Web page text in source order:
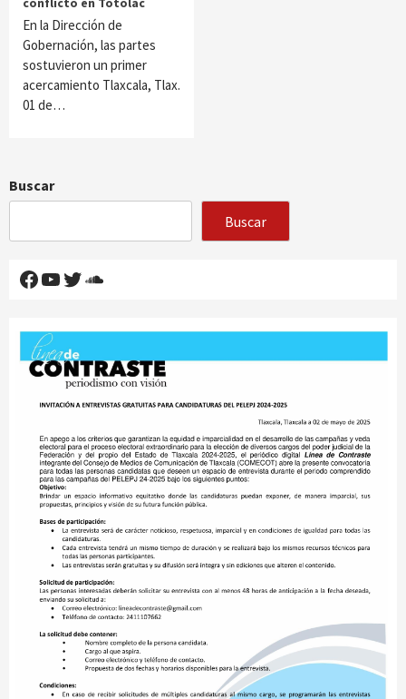
En la Dirección de
Gobernación, las partes
sostuvieron un primer
acercamiento Tlaxcala, Tlax.
01 de…
Buscar
Buscar
Facebook
YouTube
Twitter
SoundCloud